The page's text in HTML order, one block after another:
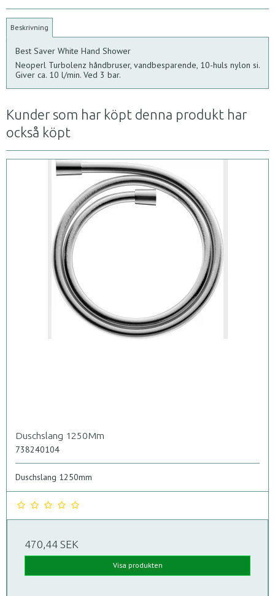
Beskrivning
Best Saver White Hand Shower
Neoperl Turbolenz håndbruser, vandbesparende, 10-huls nylon si.
Giver ca. 10 l/min. Ved 3 bar.
Kunder som har köpt denna produkt har
också köpt
Duschslang 1250Mm
738240104
Duschslang 1250mm
470,44 SEK
Visa produkten